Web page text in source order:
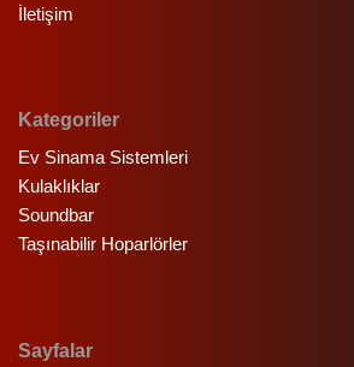
İletişim
Kategoriler
Ev Sinama Sistemleri
Kulaklıklar
Soundbar
Taşınabilir Hoparlörler
Sayfalar